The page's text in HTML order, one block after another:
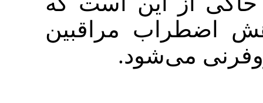
مراقبین
می‌شود.